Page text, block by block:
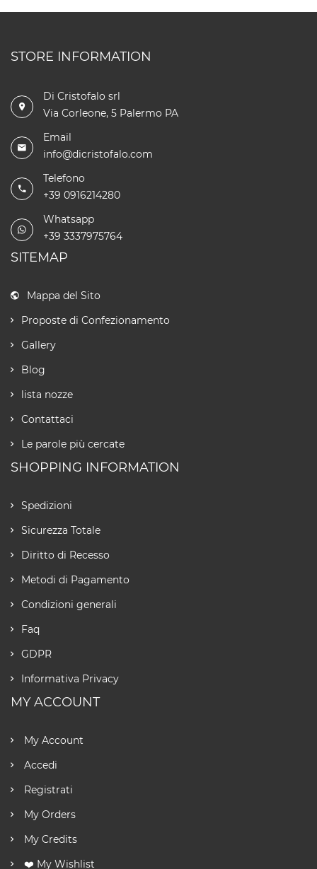
STORE INFORMATION
Di Cristofalo srl
Via Corleone, 5 Palermo PA
Email
info@dicristofalo.com
Telefono
+39 0916214280
Whatsapp
+39 3337975764
SITEMAP
Mappa del Sito
Proposte di Confezionamento
Gallery
Blog
lista nozze
Contattaci
Le parole più cercate
SHOPPING INFORMATION
Spedizioni
Sicurezza Totale
Diritto di Recesso
Metodi di Pagamento
Condizioni generali
Faq
GDPR
Informativa Privacy
MY ACCOUNT
My Account
Accedi
Registrati
My Orders
My Credits
❤️ My Wishlist